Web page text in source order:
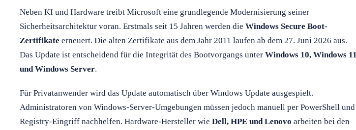
Neben KI und Hardware treibt Microsoft eine grundlegende Modernisierung seiner
Sicherheitsarchitektur voran. Erstmals seit 15 Jahren werden die Windows Secure Boot-
Zertifikate erneuert. Die alten Zertifikate aus dem Jahr 2011 laufen ab dem 27. Juni 2026 aus.
Das Update ist entscheidend für die Integrität des Bootvorgangs unter Windows 10, Windows 11
und Windows Server.
Für Privatanwender wird das Update automatisch über Windows Update ausgespielt.
Administratoren von Windows-Server-Umgebungen müssen jedoch manuell per PowerShell und
Registry-Eingriff nachhelfen. Hardware-Hersteller wie Dell, HPE und Lenovo arbeiten bei den